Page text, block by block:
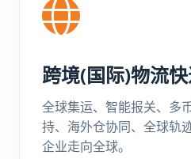
跨境(国际)物流
全球集运、智能报关、多
持、海外仓协同、全球轨
企业走向全球。